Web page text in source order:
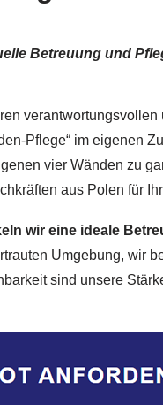
Betreuung und
Pflege“ im eigenen
vier Wänden zu
aus Polen für
wir eine ideale
Umgebung, wir
sind unsere